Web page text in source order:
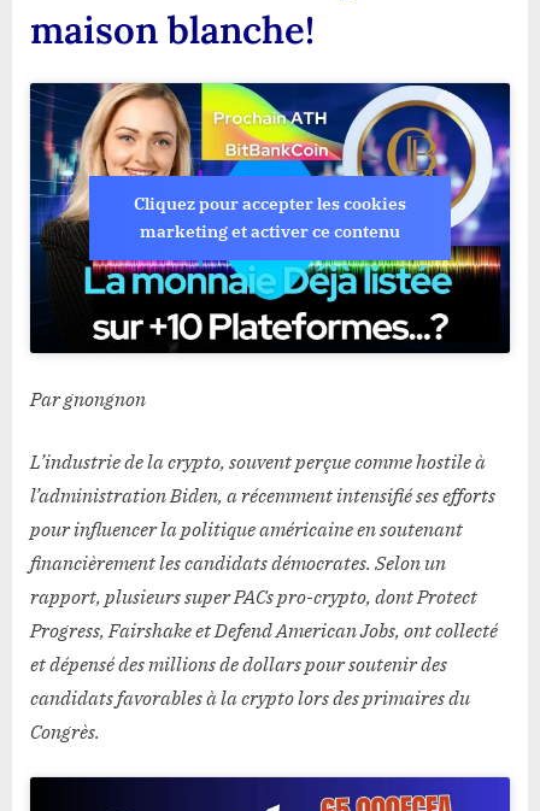
la
blanche!
maison blanche!
Cliquez pour accepter les cookies
marketing et activer ce contenu
Par gnongnon
L’industrie de la crypto, souvent perçue comme hostile à
l’administration Biden, a récemment intensifié ses efforts
pour influencer la politique américaine en soutenant
financièrement les candidats démocrates. Selon un
rapport, plusieurs super PACs pro-crypto, dont Protect
Progress, Fairshake et Defend American Jobs, ont collecté
et dépensé des millions de dollars pour soutenir des
candidats favorables à la crypto lors des primaires du
Congrès.